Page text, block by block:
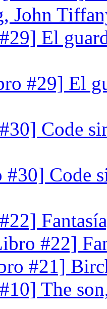
John
El
#29] El
Code
Code
#22]
#21]
The